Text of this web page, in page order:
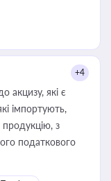
+4
акцизу, які є
імпортують,
продукцію, з
податкового